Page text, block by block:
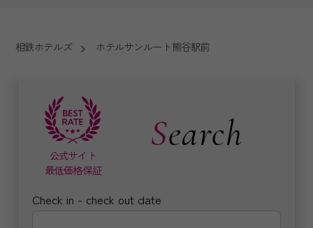
相鉄ホテルズ ホテルサンルート熊谷駅前
Search
公式サイト
最低価格保証
Check in - check out date